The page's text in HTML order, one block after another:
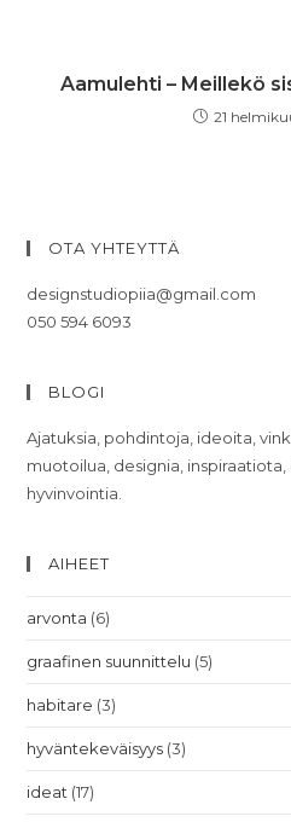
Aamulehti – Meillekö
21
OTA YHTEYTTÄ
designstudiopiia@gmail.com
050 594 6093
BLOGI
Ajatuksia, pohdintoja, ideoita,
muotoilua, designia,
hyvinvointia.
AIHEET
arvonta (6)
graafinen suunnittelu (5)
habitare (3)
hyväntekeväisyys (3)
ideat (17)